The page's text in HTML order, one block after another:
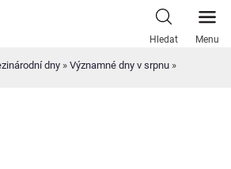
Hledat Menu
dny » Významné dny v srpnu »